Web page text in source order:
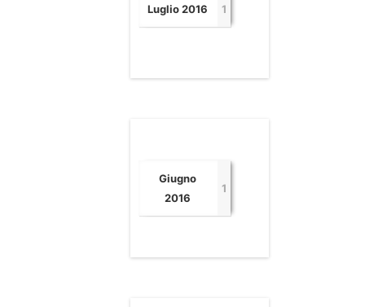
Luglio 2016 1
Giugno
2016
1